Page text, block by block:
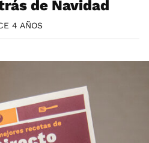
de Navidad
4 AÑOS